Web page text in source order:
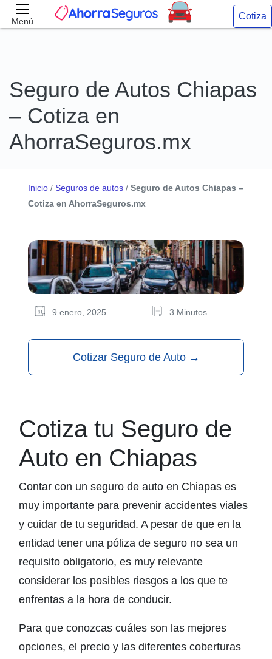
Menú Cotiza
Seguro de Autos Chiapas
– Cotiza en
AhorraSeguros.mx
Inicio / Seguros de autos / Seguro de Autos Chiapas –
Cotiza en AhorraSeguros.mx
9 enero, 2025 3 Minutos
Cotizar Seguro de Auto →
Cotiza tu Seguro de
Auto en Chiapas
Contar con un seguro de auto en Chiapas es
muy importante para prevenir accidentes viales
y cuidar de tu seguridad. A pesar de que en la
entidad tener una póliza de seguro no sea un
requisito obligatorio, es muy relevante
considerar los posibles riesgos a los que te
enfrentas a la hora de conducir.
Para que conozcas cuáles son las mejores
opciones, el precio y las diferentes coberturas